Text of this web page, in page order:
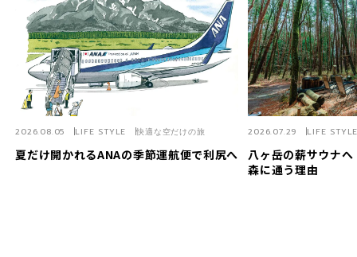
夏だけ開かれるANAの季節運航便で利尻へ
2026.08.05 LIFE STYLE 快適な空だけの旅
八ヶ岳の薪サウナ
森に通う理由
2026.07.29 LIFE